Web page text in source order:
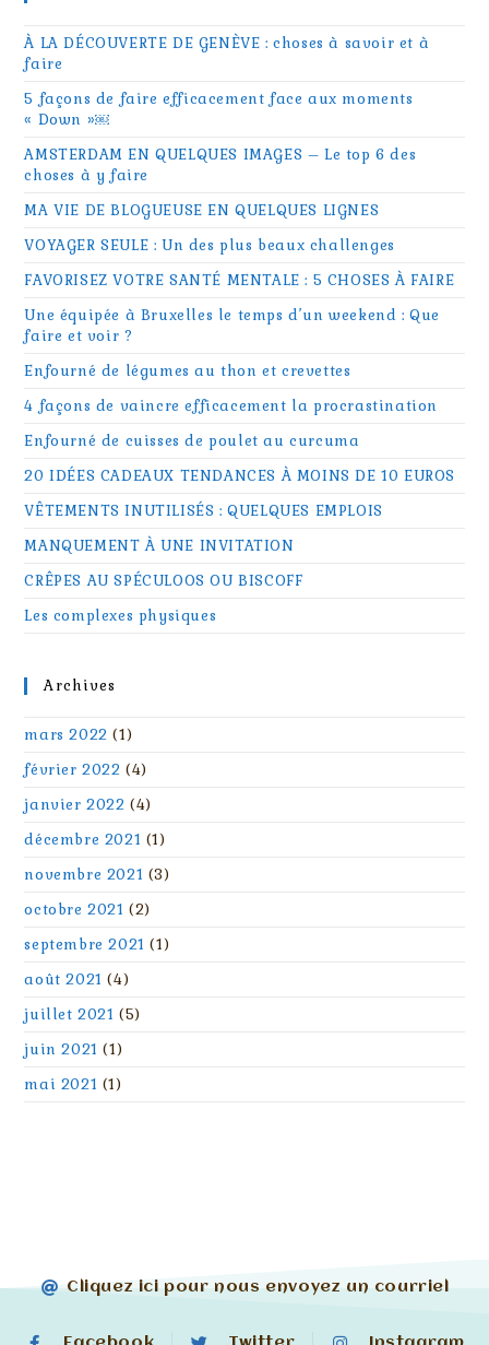
À LA DÉCOUVERTE DE GENÈVE : choses à savoir et à
faire
5 façons de faire efficacement face aux moments
« Down »￼
AMSTERDAM EN QUELQUES IMAGES – Le top 6 des
choses à y faire
MA VIE DE BLOGUEUSE EN QUELQUES LIGNES
VOYAGER SEULE : Un des plus beaux challenges
FAVORISEZ VOTRE SANTÉ MENTALE : 5 CHOSES À FAIRE
Une équipée à Bruxelles le temps d’un weekend : Que
faire et voir ?
Enfourné de légumes au thon et crevettes
4 façons de vaincre efficacement la procrastination
Enfourné de cuisses de poulet au curcuma
20 IDÉES CADEAUX TENDANCES À MOINS DE 10 EUROS
VÊTEMENTS INUTILISÉS : QUELQUES EMPLOIS
MANQUEMENT À UNE INVITATION
CRÊPES AU SPÉCULOOS OU BISCOFF
Les complexes physiques
Archives
mars 2022 (1)
février 2022 (4)
janvier 2022 (4)
décembre 2021 (1)
novembre 2021 (3)
octobre 2021 (2)
septembre 2021 (1)
août 2021 (4)
juillet 2021 (5)
juin 2021 (1)
mai 2021 (1)
Cliquez ici pour nous envoyez un courriel